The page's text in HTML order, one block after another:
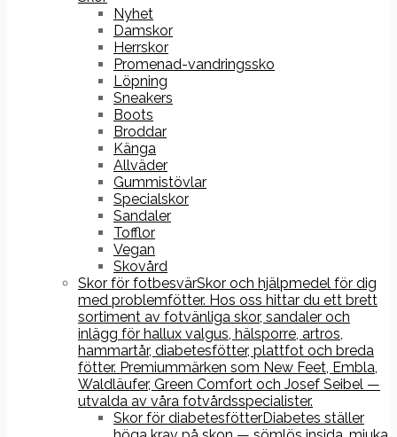
Nyhet
Damskor
Herrskor
Promenad-vandringssko
Löpning
Sneakers
Boots
Broddar
Känga
Allväder
Gummistövlar
Specialskor
Sandaler
Tofflor
Vegan
Skovård
Skor för fotbesvärSkor och hjälpmedel för dig
med problemfötter. Hos oss hittar du ett brett
sortiment av fotvänliga skor, sandaler och
inlägg för hallux valgus, hälsporre, artros,
hammartår, diabetesfötter, plattfot och breda
fötter. Premiummärken som New Feet, Embla,
Waldläufer, Green Comfort och Josef Seibel —
utvalda av våra fotvårdsspecialister.
Skor för diabetesfötterDiabetes ställer